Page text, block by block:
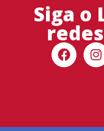
Siga o